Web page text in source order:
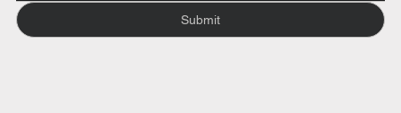
Submit